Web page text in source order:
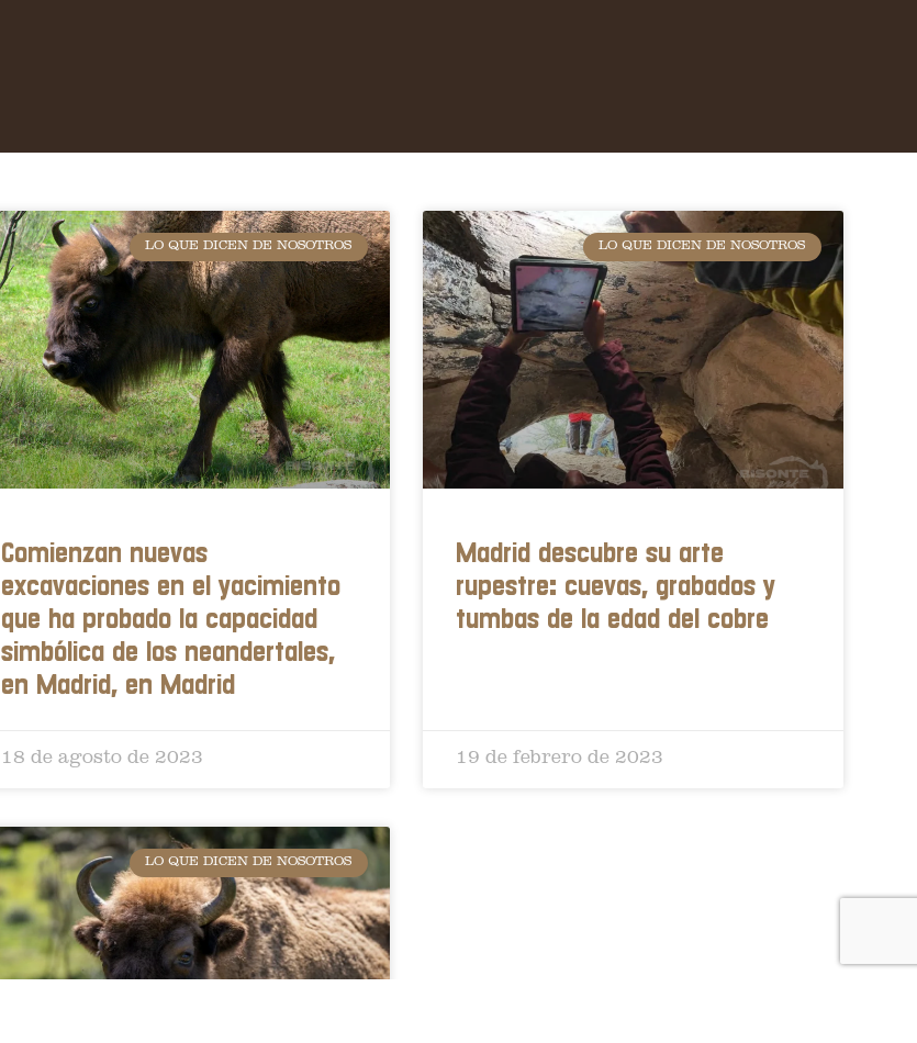
LO QUE DICEN DE NOSOTROS
Comienzan nuevas
excavaciones en el yacimiento
que ha probado la capacidad
simbólica de los neandertales,
en Madrid, en Madrid
18 de agosto de 2023
LO QUE DICEN DE NOSOTROS
Madrid descubre su arte
rupestre: cuevas, grabados y
tumbas de la edad del cobre
19 de febrero de 2023
LO QUE DICEN DE NOSOTROS